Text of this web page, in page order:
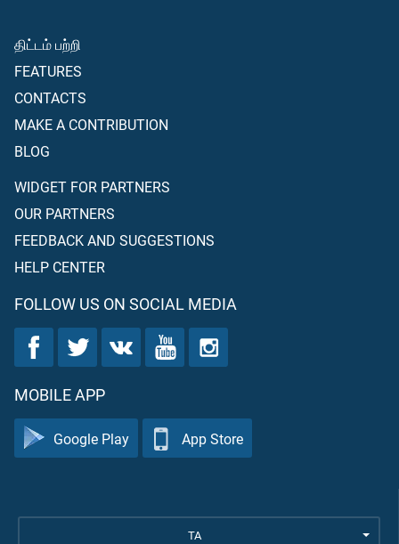
திட்டம் பற்றி
FEATURES
CONTACTS
MAKE A CONTRIBUTION
BLOG
WIDGET FOR PARTNERS
OUR PARTNERS
FEEDBACK AND SUGGESTIONS
HELP CENTER
FOLLOW US ON SOCIAL MEDIA
MOBILE APP
Google Play App Store
TA